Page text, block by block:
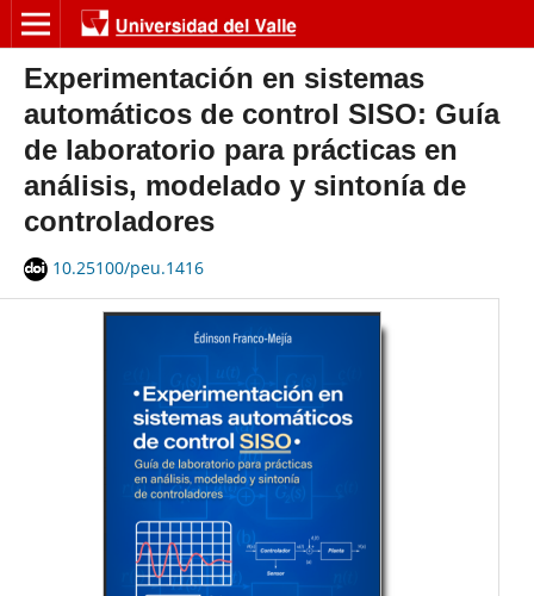
Experimentación en sistemas
automáticos de control SISO: Guía
de laboratorio para prácticas en
análisis, modelado y sintonía de
controladores
10.25100/peu.1416